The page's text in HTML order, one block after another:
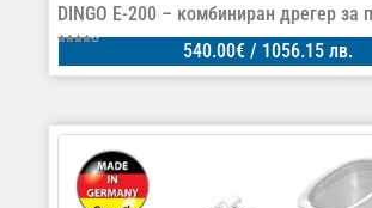
DINGO E-200 – комбиниран дрегер за
540.00€ / 1056.15 лв.